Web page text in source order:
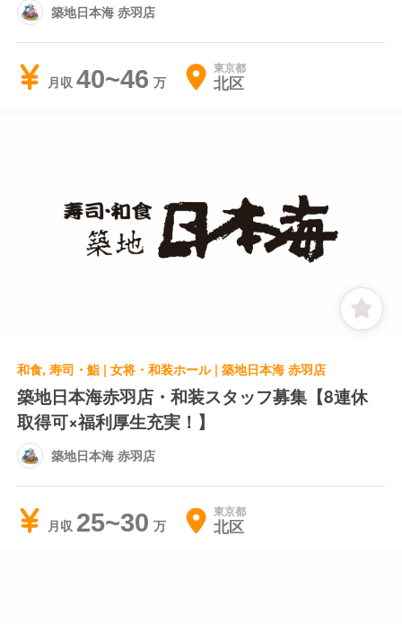
築地日本海 赤羽店
月収 40~46 東京都
北区
和食, 寿司・鮨 | 女将・和装ホール | 築地日本海 赤羽店
築地日本海赤羽店・和装スタッフ募集【8連休
取得可×福利厚生充実！】
築地日本海 赤羽店
月収 25~30 東京都
北区